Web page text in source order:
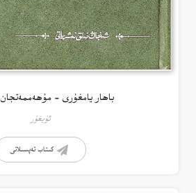
باھار يامغۇرى –
ئۇيغۇر
كىتاب تەپسىلاتى